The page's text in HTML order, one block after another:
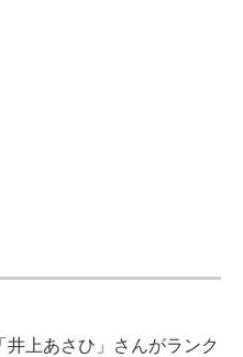
上あさひ」さんがランク